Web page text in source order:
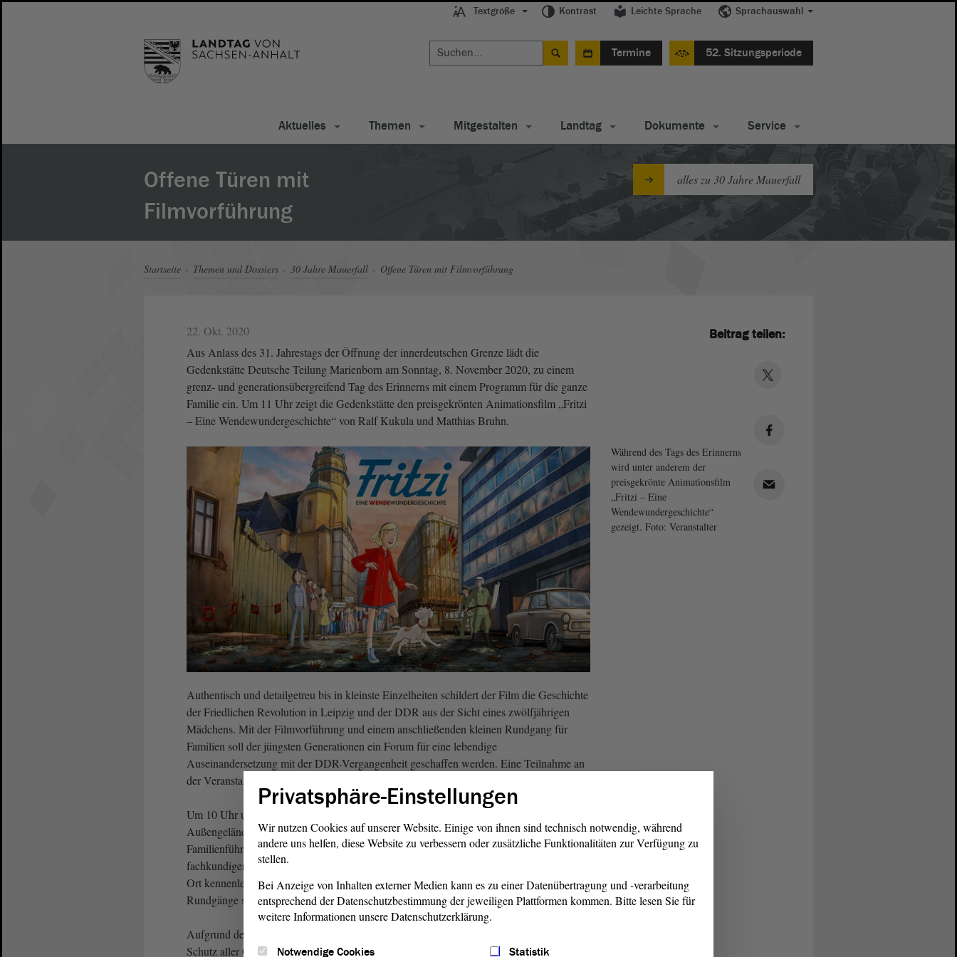
Textgröße Kontrast Leichte Sprache Sprachauswahl
Termine 52. Sitzungsperiode
Aktuelles Themen Mitgestalten Landtag Dokumente Service
Offene Türen mit
Filmvorführung
alles zu 30 Jahre Mauerfall
Startseite Themen und Dossiers 30 Jahre Mauerfall Offene Türen mit Filmvorführung
22. Okt. 2020
Aus Anlass des 31. Jahrestags der Öffnung der innerdeutschen Grenze lädt die
Gedenkstätte Deutsche Teilung Marienborn am Sonntag, 8. November 2020, zu einem
grenz- und generationsübergreifend Tag des Erinnerns mit einem Programm für die ganze
Familie ein. Um 11 Uhr zeigt die Gedenkstätte den preisgekrönten Animationsfilm „Fritzi
– Eine Wendewundergeschichte“ von Ralf Kukula und Matthias Bruhn.
Während des Tags des Erinnerns
wird unter anderem der
preisgekrönte Animationsfilm
„Fritzi – Eine
Wendewundergeschichte“
gezeigt. Foto: Veranstalter
Authentisch und detailgetreu bis in kleinste Einzelheiten schildert der Film die Geschichte
der Friedlichen Revolution in Leipzig und der DDR aus der Sicht eines zwölfjährigen
Mädchens. Mit der Filmvorführung und einem anschließenden kleinen Rundgang für
Familien soll der jüngsten Generationen ein Forum für eine lebendige
Auseinandersetzung mit der DDR-Vergangenheit geschaffen werden. Eine Teilnahme an
der Veranstaltung wird für Familien und Kinder ab dem 10. Lebensjahr empfohlen.
Um 10 Uhr und um 15 Uhr werden kostenfreie geführte Rundgänge über das
Außengelände der Gedenkstätte angeboten. Zusätzlich findet um 14 Uhr eine
Familienführung mit dem Titel „Eine Grenze durch Deutschland“ statt. Unter
fachkundiger Anleitung können Familien mit Kindern und Jugendlichen den historischen
Ort kennenlernen. Am Grenzdenkmal Hötensleben finden 10, 13 und 15 Uhr geführte
Rundgänge statt.
Aufgrund der geltenden Maßnahmen zur Eindämmung von SARS-CoV-2 und zum
Schutz aller Gäste und Mitwirkenden müssen der Zugang zur Veranstaltung sowie die
Beitrag teilen:
Privatsphäre-Einstellungen
Wir nutzen Cookies auf unserer Website. Einige von ihnen sind technisch notwendig, während
andere uns helfen, diese Website zu verbessern oder zusätzliche Funktionalitäten zur Verfügung zu
stellen.
Bei Anzeige von Inhalten externer Medien kann es zu einer Datenübertragung und -verarbeitung
entsprechend der Datenschutzbestimmung der jeweiligen Plattformen kommen. Bitte lesen Sie für
weitere Informationen unsere Datenschutzerklärung.
Notwendige Cookies
Statistik